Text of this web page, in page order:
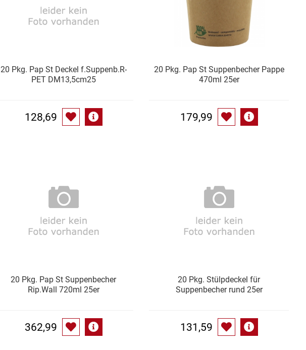
20 Pkg. Pap St Deckel f.Suppenb.R-
PET DM13,5cm25
128,69
20 Pkg. Pap St Suppenbecher Pappe
470ml 25er
179,99
20 Pkg. Pap St Suppenbecher
Rip.Wall 720ml 25er
362,99
20 Pkg. Stülpdeckel für
Suppenbecher rund 25er
131,59